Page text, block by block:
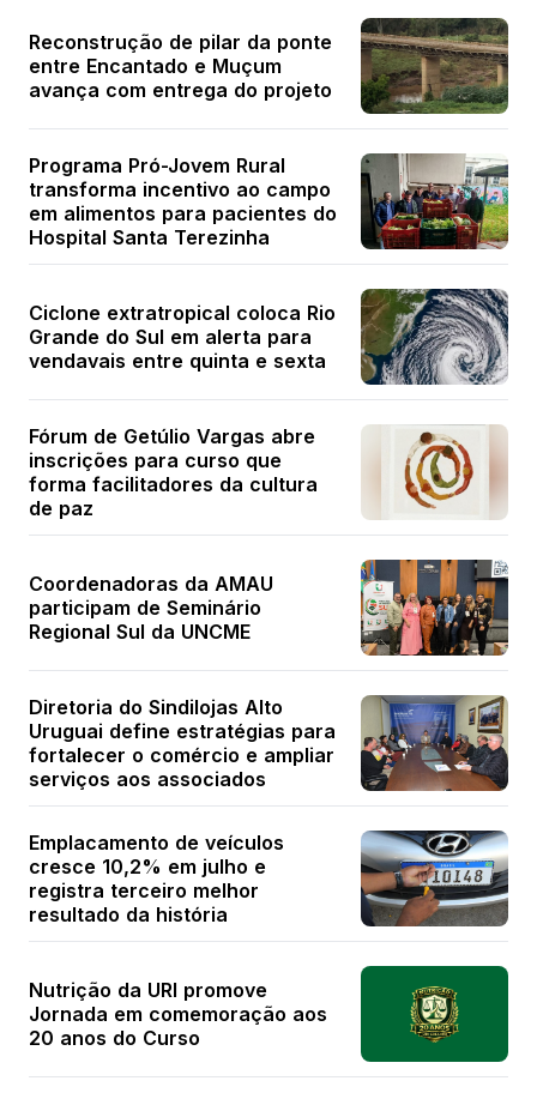
Reconstrução de pilar da ponte
entre Encantado e Muçum
avança com entrega do projeto
Programa Pró-Jovem Rural
transforma incentivo ao campo
em alimentos para pacientes do
Hospital Santa Terezinha
Ciclone extratropical coloca Rio
Grande do Sul em alerta para
vendavais entre quinta e sexta
Fórum de Getúlio Vargas abre
inscrições para curso que
forma facilitadores da cultura
de paz
Coordenadoras da AMAU
participam de Seminário
Regional Sul da UNCME
Diretoria do Sindilojas Alto
Uruguai define estratégias para
fortalecer o comércio e ampliar
serviços aos associados
Emplacamento de veículos
cresce 10,2% em julho e
registra terceiro melhor
resultado da história
Nutrição da URI promove
Jornada em comemoração aos
20 anos do Curso